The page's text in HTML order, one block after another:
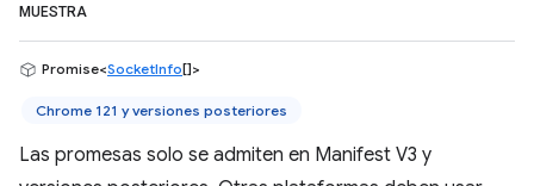
MUESTRA
Promise<SocketInfo[]>
Chrome 121 y versiones posteriores
Las promesas solo se admiten en Manifest V3 y